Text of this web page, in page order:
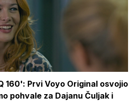
160': Prvi Voyo Original osvojio
pohvale za Dajanu Čuljak i